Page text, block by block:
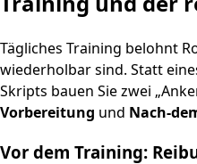
Tägliches Training belohnt
wiederholbar sind. Statt
Skripts bauen Sie zwei
Vorbereitung und Nach-
Vor dem Training: